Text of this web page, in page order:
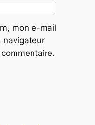
mon e-mail
navigateur